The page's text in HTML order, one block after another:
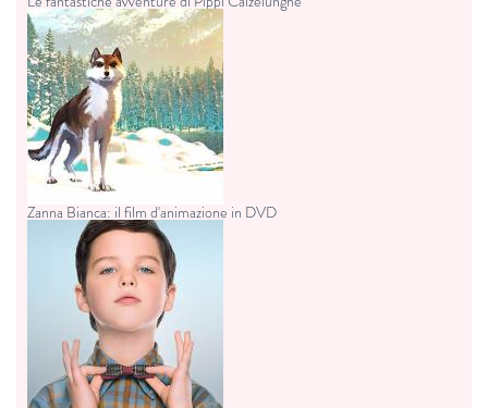
Zanna Bianca: il film d'animazione in DVD